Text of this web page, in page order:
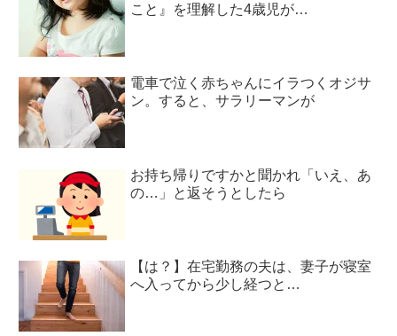
こと』を理解した4歳児が…
電車で泣く赤ちゃんにイラつくオジサ
ン。すると、サラリーマンが
お持ち帰りですかと聞かれ「いえ、あ
の…」と返そうとしたら
【は？】在宅勤務の夫は、妻子が寝室
へ入ってから少し経つと…